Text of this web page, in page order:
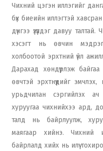
Чихний цэгэн иллэгийг
бүх биеийн иллэгтэй
дүнгээ үзүүлдэг давуу
хэсэгт нь өвчин
холбоотой эрхтний үйл
Дарахад хөндүүрлэж
өвчтэй эрхтнүүдийг эмчлэх,
урьдчилан сэргийлэх
хуруугаа чихнийхээ ард,
талд нь байрлуулж,
маягаар хийнэ. Чихний
байрлалд хийх нь илүү